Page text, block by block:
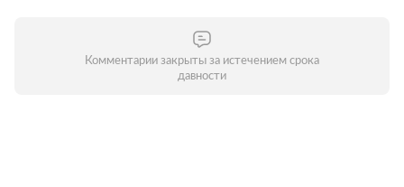
Комментарии закрыты за истечением срока
давности